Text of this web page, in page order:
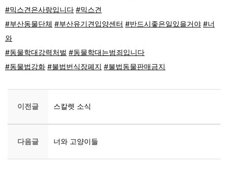
#믹스견은사랑입니다 #믹스견
#부산동물단체 #부산유기견입양센터 #반드시좋은일있을거야 #너
와
#동물학대강력처벌 #동물학대는범죄입니다
#동물법강화 #불법번식장폐지 #불법동물판매금지
이전글 스칼렛 소식
다음글 너와 고양이들